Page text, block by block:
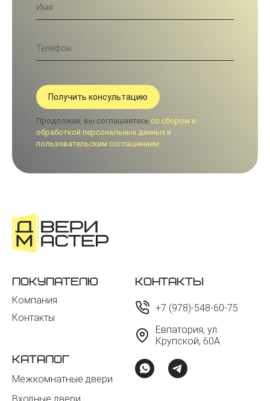
Продолжая, вы соглашаетесь со сбором и
обработкой персональных данных и
пользовательским соглашением.
Покупателю
Компания
Контакты
Каталог
Межкомнатные двери
Контакты
+7 (978)-548-60-75
Евпатория, ул.
Крупской, 60А